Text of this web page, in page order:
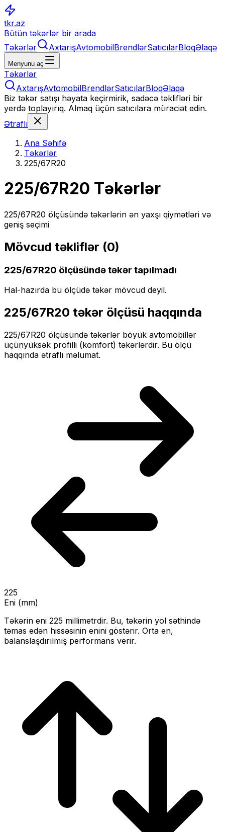
tkr.az
Bütün təkərlər bir arada
Təkərlər
AxtarışAvtomobilBrendlərSatıcılarBloqƏlaqə
Menyunu aç
Təkərlər
AxtarışAvtomobilBrendlərSatıcılarBloqƏlaqə
Biz təkər satışı həyata keçirmirik, sadəcə təklifləri bir
yerdə toplayırıq. Almaq üçün satıcılara müraciət edin.
Ətraflı
Ana Səhifə
Təkərlər
225/67R20
225/67R20 Təkərlər
225/67R20 ölçüsündə təkərlərin ən yaxşı qiymətləri və
geniş seçimi
Mövcud təkliflər (0)
225/67R20 ölçüsündə təkər tapılmadı
Hal-hazırda bu ölçüdə təkər mövcud deyil.
225/67R20 təkər ölçüsü haqqında
225/67R20 ölçüsündə təkərlər böyük avtomobillər
üçünyüksək profilli (komfort) təkərlərdir. Bu ölçü
haqqında ətraflı məlumat.
225
Eni (mm)
Təkərin eni 225 millimetrdir. Bu, təkərin yol səthində
təmas edən hissəsinin enini göstərir. Orta en,
balanslaşdırılmış performans verir.